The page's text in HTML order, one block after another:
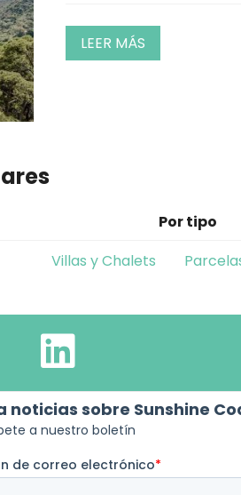
LEER MÁS
Por tipo
Villas y Chalets